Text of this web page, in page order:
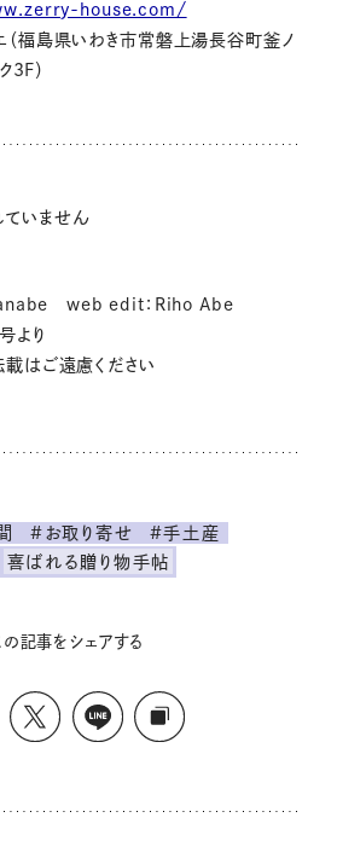
house.com/
（福島県いわき市常磐上湯長谷町釜ノ
3F）
いません
web edit：Riho Abe
より
はご遠慮ください
#お取り寄せ
#手土産
喜ばれる贈り物手帖
の記事をシェアする